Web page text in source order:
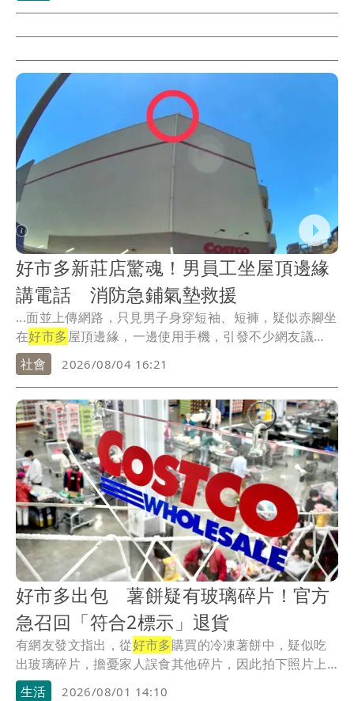
好市多新莊店驚魂！男員工坐屋頂邊緣
講電話 消防急鋪氣墊救援
...面並上傳網路，只見男子身穿短袖、短褲，疑似赤腳坐
在好市多屋頂邊緣，一邊使用手機，引發不少網友議
論，紛...
社會 2026/08/04 16:21
好市多出包 薯餅疑有玻璃碎片！官方
急召回「符合2標示」退貨
有網友發文指出，從好市多購買的冷凍薯餅中，疑似吃
出玻璃碎片，擔憂家人誤食其他碎片，因此拍下照片上
傳網...
生活 2026/08/01 14:10